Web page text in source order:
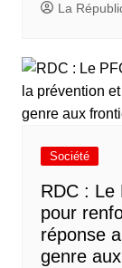
La
Société
RDC : Le
pour
réponse
genre